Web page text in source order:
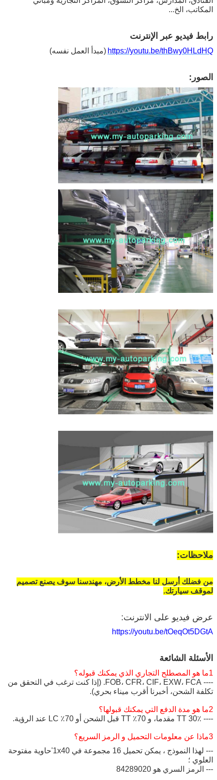
المكاتب، الخ...
رابط فيديو عبر الإنترنت
https://youtu.be/thBwy0HLdHQ (مبدأ العمل نفسه)
الصور:
ملاحظات:
من فضلك أرسل لنا مخطط الأرض، مهندسنا سوف يصنع تصميم
لموقف سيارتك.
عرض فيديو على الانترنت:
https://youtu.be/tOeqOt5DGtA
الأسئلة الشائعة
1ما هو المصطلح التجاري الذي يمكنك قبوله؟
---- FOB، CFR، CIF، EXW، FCA. (إذا كنت ترغب في التحقق من
تكلفة الشحن، أخبرنا أقرب ميناء بحري).
2ما هو مدة الدفع التي يمكنك قبولها؟
---- 30٪ TT مقدما، و 70٪ TT قبل الشحن أو 70٪ LC عند الرؤية.
3ماذا عن معلومات التحميل و الرمز السريع؟
--- لهذا النموذج ، يمكن تحميل 16 مجموعة في 1x40'حاوية مفتوحة
العلوي ؛
--- الرمز السري هو 84289020